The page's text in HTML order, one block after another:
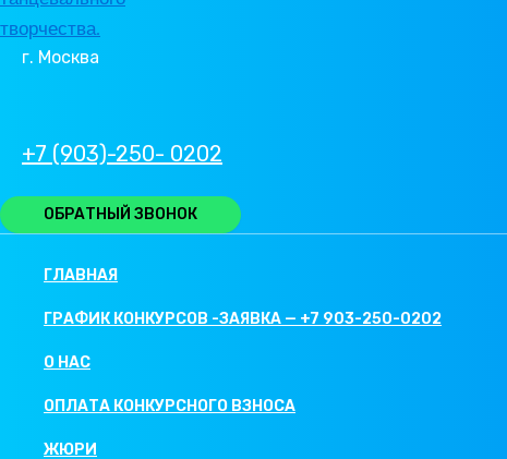
г. Москва
+7 (903)-250- 0202
ОБРАТНЫЙ ЗВОНОК
ГЛАВНАЯ
ГРАФИК КОНКУРСОВ -ЗАЯВКА — +7 903-250-0202
О НАС
ОПЛАТА КОНКУРСНОГО ВЗНОСА
ЖЮРИ